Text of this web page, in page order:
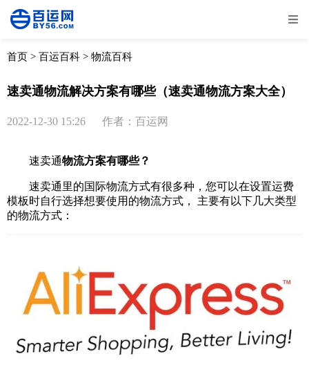
全部 物流资讯
取消
首页 > 百运百科 > 物流百科
速卖通物流解决方案有哪些（速卖通物流方案大全）
2022-12-30 15:26 作者：百运网
速卖通物流方案有哪些？
速卖通里的国际物流方式有很多种，您可以在设置运费
模板时自行选择想要使用的物流方式， 主要有以下几大类型
的物流方式：